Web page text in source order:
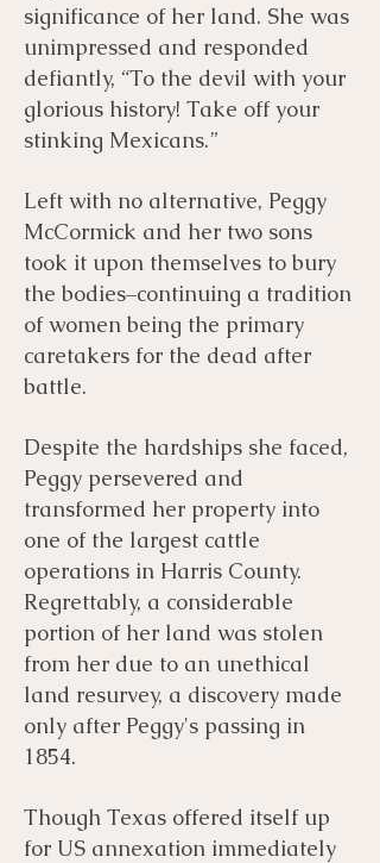
significance of her land. She was
unimpressed and responded
defiantly, “To the devil with your
glorious history! Take off your
stinking Mexicans.”
Left with no alternative, Peggy
McCormick and her two sons
took it upon themselves to bury
the bodies–continuing a tradition
of women being the primary
caretakers for the dead after
battle.
Despite the hardships she faced,
Peggy persevered and
transformed her property into
one of the largest cattle
operations in Harris County.
Regrettably, a considerable
portion of her land was stolen
from her due to an unethical
land resurvey, a discovery made
only after Peggy's passing in
1854.
Though Texas offered itself up
for US annexation immediately